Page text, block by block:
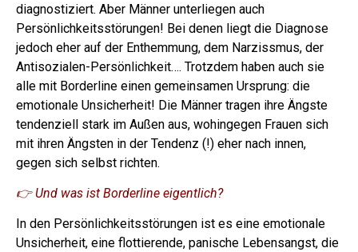
diagnostiziert. Aber Männer unterliegen auch
Persönlichkeitsstörungen! Bei denen liegt die Diagnose
jedoch eher auf der Enthemmung, dem Narzissmus, der
Antisozialen-Persönlichkeit…. Trotzdem haben auch sie
alle mit Borderline einen gemeinsamen Ursprung: die
emotionale Unsicherheit! Die Männer tragen ihre Ängste
tendenziell stark im Außen aus, wohingegen Frauen sich
mit ihren Ängsten in der Tendenz (!) eher nach innen,
gegen sich selbst richten.
👉 Und was ist Borderline eigentlich?
In den Persönlichkeitsstörungen ist es eine emotionale
Unsicherheit, eine flottierende, panische Lebensangst, die